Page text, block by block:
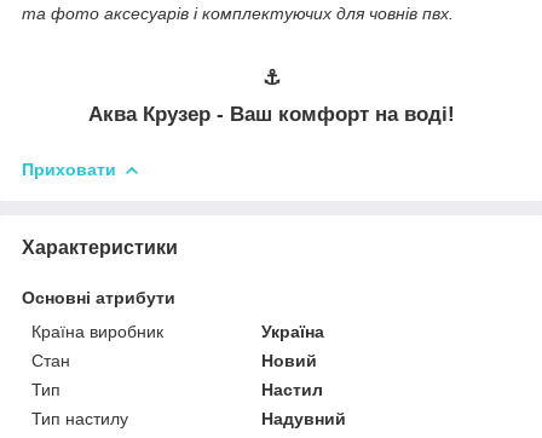
та фото аксесуарів і комплектуючих для човнів пвх.
⚓
Аква Крузер - Ваш комфорт на воді!
Приховати
Характеристики
Основні атрибути
Країна виробник
Україна
Стан
Новий
Тип
Настил
Тип настилу
Надувний